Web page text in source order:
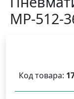
МР-512-
Код товара: